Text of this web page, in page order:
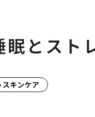
眠とスト
スキンケア